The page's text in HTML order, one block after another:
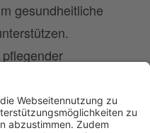
gesundheitliche
Unterstützung,
wichtigen Arbeit zu